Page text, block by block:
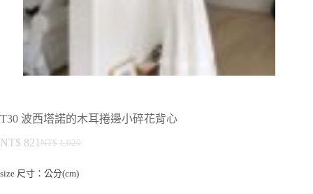
T30 波西塔諾的木耳捲邊小碎花背心
NT$ 1,020
NT$ 821
size 尺寸：公分(cm)